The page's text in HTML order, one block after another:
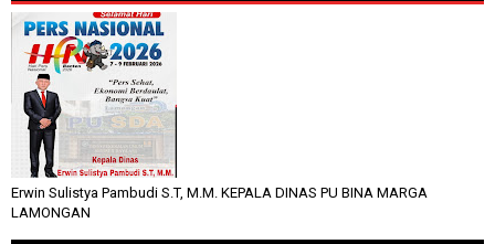
Erwin Sulistya Pambudi S.T, M.M. KEPALA DINAS PU BINA MARGA
LAMONGAN